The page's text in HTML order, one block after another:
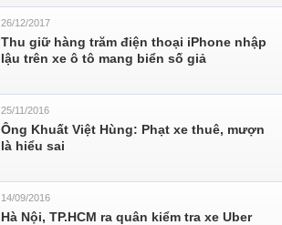
26/12/2017
Thu giữ hàng trăm điện thoại iPhone nhập
lậu trên xe ô tô mang biển số giả
25/11/2016
Ông Khuất Việt Hùng: Phạt xe thuê, mượn
là hiểu sai
14/09/2016
Hà Nội, TP.HCM ra quân kiểm tra xe Uber